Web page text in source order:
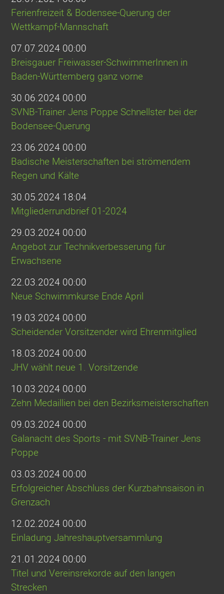
Ferienfreizeit & Bodensee-Querung der
Wettkampf-Mannschaft
07.07.2024 00:00
Breisgauer Freiwasser-SchwimmerInnen in
Baden-Württemberg ganz vorne
30.06.2024 00:00
SVNB-Trainer Jens Poppe Schnellster bei der
Bodensee-Querung
23.06.2024 00:00
Badische Meisterschaften bei strömendem
Regen und Kälte
30.05.2024 18:04
Mitgliederrundbrief 01-2024
29.03.2024 00:00
Angebot zur Technikverbesserung für
Erwachsene
22.03.2024 00:00
Neue Schwimmkurse Ende April
19.03.2024 00:00
Scheidender Vorsitzender wird Ehrenmitglied
18.03.2024 00:00
JHV wählt neue 1. Vorsitzende
10.03.2024 00:00
Zehn Medaillien bei den Bezirksmeisterschaften
09.03.2024 00:00
Galanacht des Sports - mit SVNB-Trainer Jens
Poppe
03.03.2024 00:00
Erfolgreicher Abschluss der Kurzbahnsaison in
Grenzach
12.02.2024 00:00
Einladung Jahreshauptversammlung
21.01.2024 00:00
Titel und Vereinsrekorde auf den langen
Strecken